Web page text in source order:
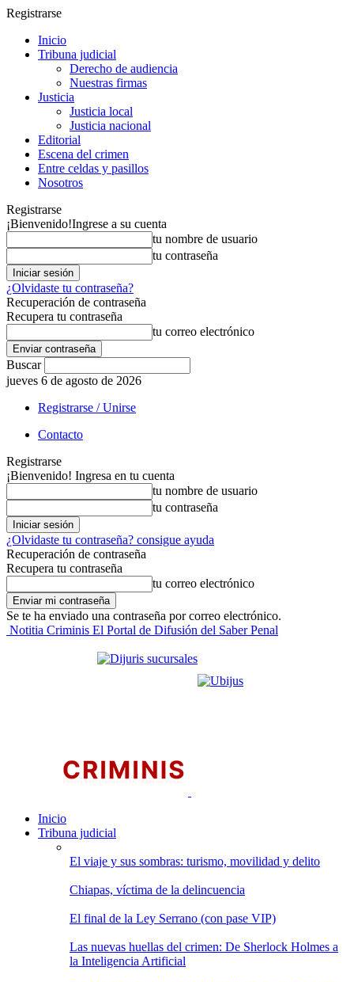
Registrarse
Inicio
Tribuna judicial
Derecho de audiencia
Nuestras firmas
Justicia
Justicia local
Justicia nacional
Editorial
Escena del crimen
Entre celdas y pasillos
Nosotros
Registrarse
¡Bienvenido!Ingrese a su cuenta
tu nombre de usuario
tu contraseña
¿Olvidaste tu contraseña?
Recuperación de contraseña
Recupera tu contraseña
tu correo electrónico
Buscar
jueves 6 de agosto de 2026
Registrarse / Unirse
Contacto
Registrarse
¡Bienvenido! Ingresa en tu cuenta
tu nombre de usuario
tu contraseña
¿Olvidaste tu contraseña? consigue ayuda
Recuperación de contraseña
Recupera tu contraseña
tu correo electrónico
Se te ha enviado una contraseña por correo electrónico.
Notitia Criminis El Portal de Difusión del Saber Penal
Inicio
Tribuna judicial
El viaje y sus sombras: turismo, movilidad y delito
Chiapas, víctima de la delincuencia
El final de la Ley Serrano (con pase VIP)
Las nuevas huellas del crimen: De Sherlock Holmes a
la Inteligencia Artificial